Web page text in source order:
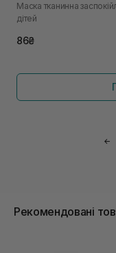
Маска тканинна
дітей
86₴
←
Рекомендовані